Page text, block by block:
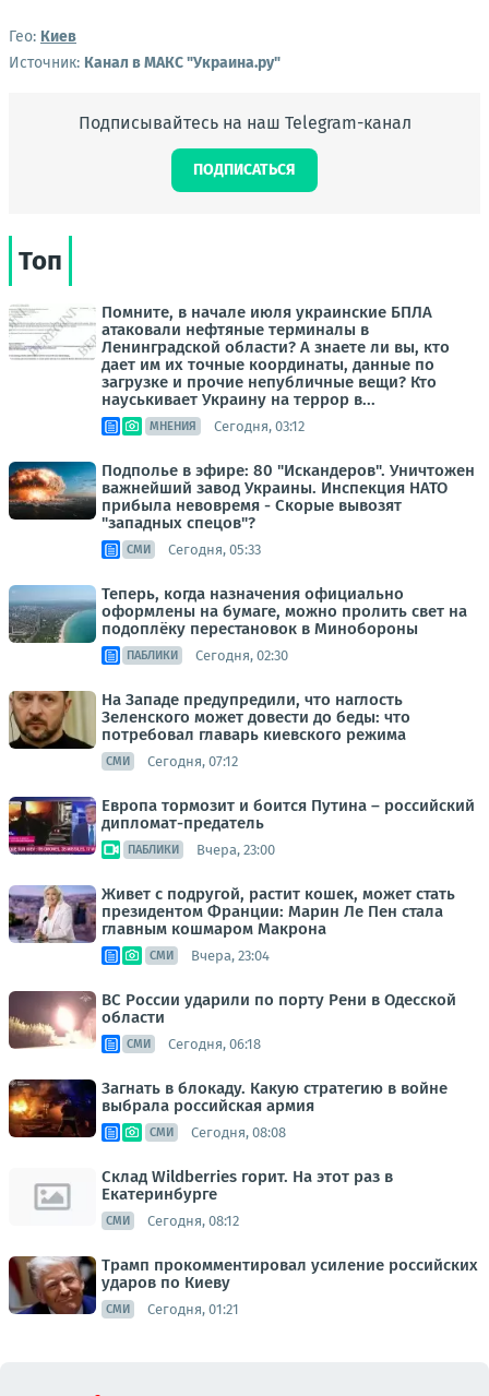
Гео: Киев
Источник: Канал в МАКС "Украина.ру"
Подписывайтесь на наш Telegram-канал
ПОДПИСАТЬСЯ
Топ
Помните, в начале июля украинские БПЛА
атаковали нефтяные терминалы в
Ленинградской области? А знаете ли вы, кто
дает им их точные координаты, данные по
загрузке и прочие непубличные вещи? Кто
науськивает Украину на террор в...
МНЕНИЯ Сегодня, 03:12
Подполье в эфире: 80 "Искандеров". Уничтожен
важнейший завод Украины. Инспекция НАТО
прибыла невовремя - Скорые вывозят
"западных спецов"?
СМИ Сегодня, 05:33
Теперь, когда назначения официально
оформлены на бумаге, можно пролить свет на
подоплёку перестановок в Минобороны
ПАБЛИКИ Сегодня, 02:30
На Западе предупредили, что наглость
Зеленского может довести до беды: что
потребовал главарь киевского режима
СМИ Сегодня, 07:12
Европа тормозит и боится Путина – российский
дипломат-предатель
ПАБЛИКИ Вчера, 23:00
Живет с подругой, растит кошек, может стать
президентом Франции: Марин Ле Пен стала
главным кошмаром Макрона
СМИ Вчера, 23:04
ВС России ударили по порту Рени в Одесской
области
СМИ Сегодня, 06:18
Загнать в блокаду. Какую стратегию в войне
выбрала российская армия
СМИ Сегодня, 08:08
Склад Wildberries горит. На этот раз в
Екатеринбурге
СМИ Сегодня, 08:12
Трамп прокомментировал усиление российских
ударов по Киеву
СМИ Сегодня, 01:21